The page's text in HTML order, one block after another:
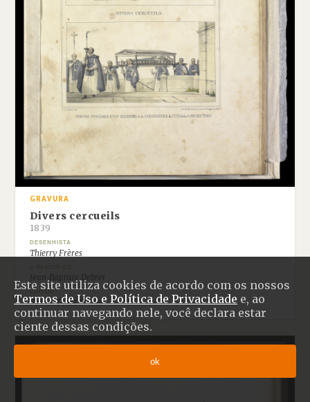
Este site utiliza cookies de acordo com os nossos
Termos de Uso e Política de Privacidade e, ao
continuar navegando nele, você declara estar
ciente dessas condições.
ok
GRAVURA
Divers cercueils
1839
DESENHISTA
Thierry Frères
Firmin Didot Frères